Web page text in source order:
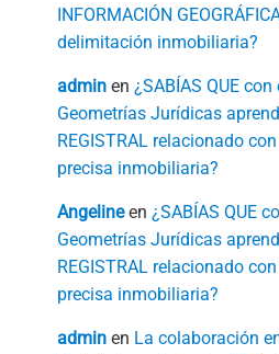
INFORMACIÓN
delimitación inmobiliaria?
adminen ¿SABÍAS QUE
Geometrías Jurídicas
REGISTRAL relacionado
precisa inmobiliaria?
Angelineen ¿SABÍAS QUE
Geometrías Jurídicas
REGISTRAL relacionado
precisa inmobiliaria?
adminen La colaboración